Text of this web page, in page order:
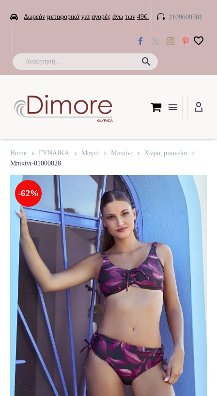
 Δωρεάν μεταφορικά για αγορές άνω των 49€. 
 2109609501
Home ΓΥΝΑΙΚΑ Μαγιό Μπικίνι
Χωρίς μπανέλα
Μπικίνι-01000028
-62%